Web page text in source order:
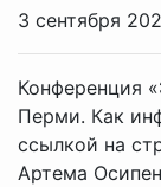
3 сентября
Конференция
Перми. Как
ссылкой на
Артема